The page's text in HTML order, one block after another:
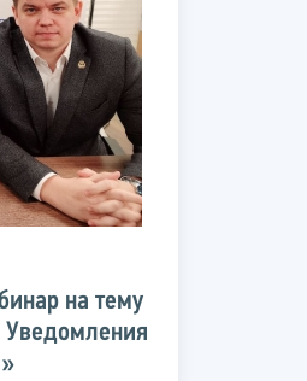
на тему
Уведомления